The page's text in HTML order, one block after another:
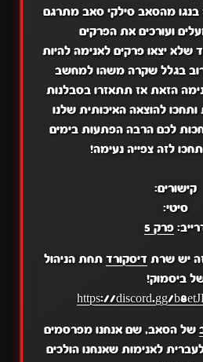
בנגו מהסאב סילקי סאב מתרגם
ועורכים את הפרקים
שלא יצאו פרקים לאנימה להיות
הזאת אז תתאזרו בסבלנות
להוצאה האיכותית שלנו
לכם הרבה הפתעות בימים
לזה צפייה נעימה!
קישורים:
סיטי:
פרק 5
יש שרת דיסקורד תחת הניהול
ביסמוק!
https://discord.gg/
של הסאב, שם אנחנו מפרסמים
לאנימות שאנחנו הולכים